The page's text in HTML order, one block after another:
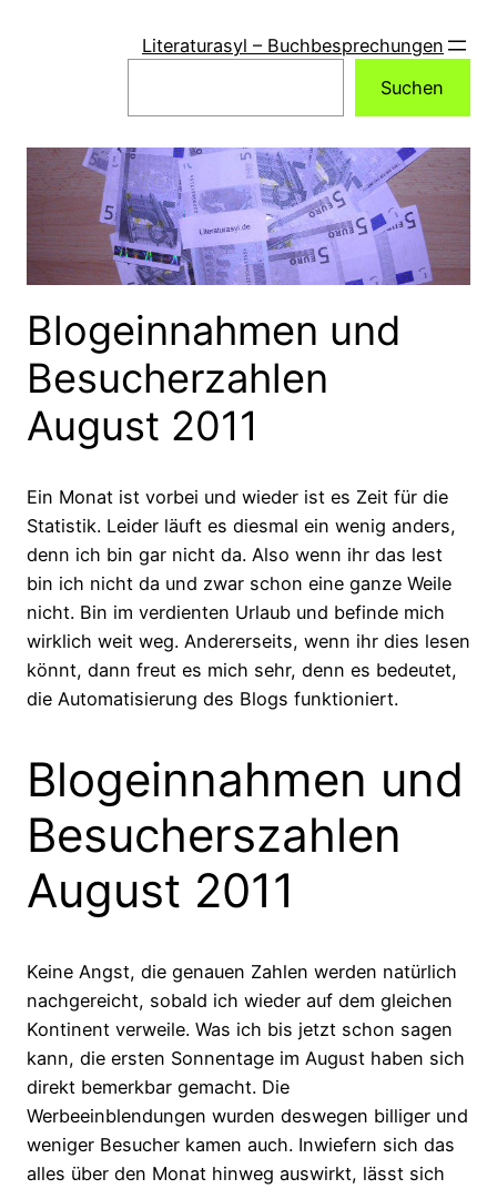
Literaturasyl – Buchbesprechungen
Suchen
Blogeinnahmen und
Besucherzahlen
August 2011
Ein Monat ist vorbei und wieder ist es Zeit für die
Statistik. Leider läuft es diesmal ein wenig anders,
denn ich bin gar nicht da. Also wenn ihr das lest
bin ich nicht da und zwar schon eine ganze Weile
nicht. Bin im verdienten Urlaub und befinde mich
wirklich weit weg. Andererseits, wenn ihr dies lesen
könnt, dann freut es mich sehr, denn es bedeutet,
die Automatisierung des Blogs funktioniert.
Blogeinnahmen und
Besucherszahlen
August 2011
Keine Angst, die genauen Zahlen werden natürlich
nachgereicht, sobald ich wieder auf dem gleichen
Kontinent verweile. Was ich bis jetzt schon sagen
kann, die ersten Sonnentage im August haben sich
direkt bemerkbar gemacht. Die
Werbeeinblendungen wurden deswegen billiger und
weniger Besucher kamen auch. Inwiefern sich das
alles über den Monat hinweg auswirkt, lässt sich